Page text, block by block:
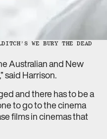
WE BURY THE DEAD
Australian and New
said Harrison.
and there has to be a
to go to the cinema
films in cinemas that